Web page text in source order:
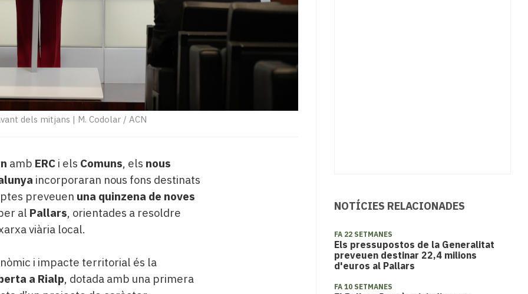
dels mitjans | M. Codolar / ACN
amb ERCi els Comuns, els nous
incorporaran nous fons destinats
preveuen una quinzena de noves
al Pallars, orientades a resoldre
viària local.
i impacte territorial és la
a Rialp, dotada amb una primera
NOTÍCIES RELACIONADES
FA 22 SETMANES
Els pressupostos de la Generalitat
preveuen destinar 22,4 milions
d'euros al Pallars
FA 10 SETMANES